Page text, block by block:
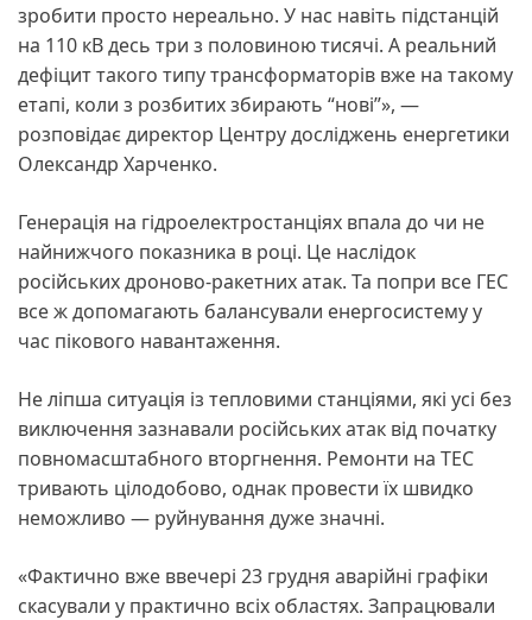
зробити просто нереально. У нас навіть підстанцій
на 110 кВ десь три з половиною тисячі. А реальний
дефіцит такого типу трансформаторів вже на такому
етапі, коли з розбитих збирають “нові”», —
розповідає директор Центру досліджень енергетики
Олександр Харченко.
Генерація на гідроелектростанціях впала до чи не
найнижчого показника в році. Це наслідок
російських дроново-ракетних атак. Та попри все ГЕС
все ж допомагають балансували енергосистему у
час пікового навантаження.
Не ліпша ситуація із тепловими станціями, які усі без
виключення зазнавали російських атак від початку
повномасштабного вторгнення. Ремонти на ТЕС
тривають цілодобово, однак провести їх швидко
неможливо — руйнування дуже значні.
«Фактично вже ввечері 23 грудня аварійні графіки
скасували у практично всіх областях. Запрацювали